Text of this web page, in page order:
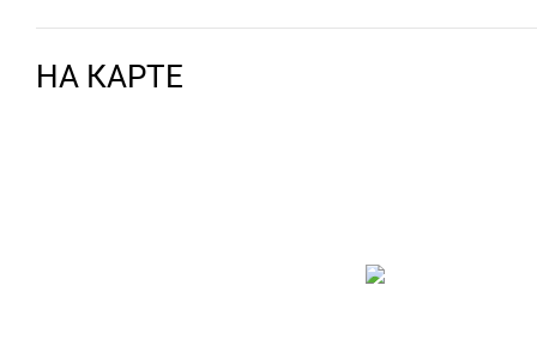
НА КАРТЕ